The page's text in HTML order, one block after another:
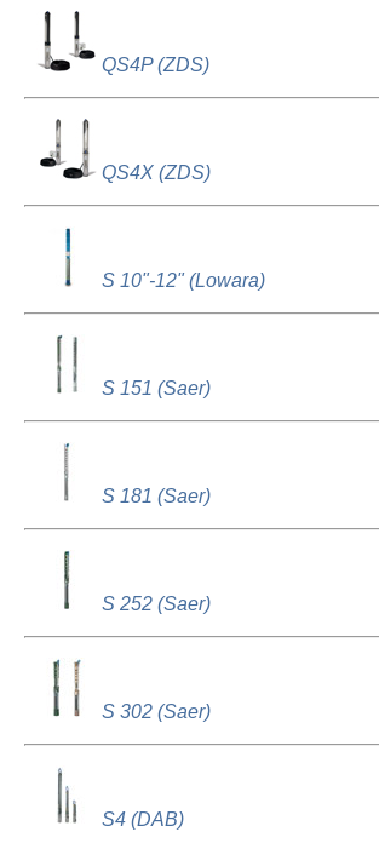
QS4P (ZDS)
QS4X (ZDS)
S 10"-12" (Lowara)
S 151 (Saer)
S 181 (Saer)
S 252 (Saer)
S 302 (Saer)
S4 (DAB)